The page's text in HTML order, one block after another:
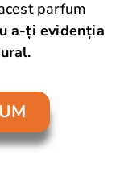
parfum
a-ți evidenția